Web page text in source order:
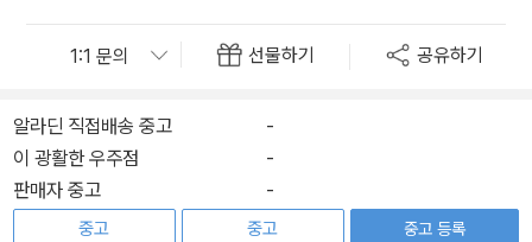
선물하기 공유하기
알라딘 직접배송 중고
-
이 광활한 우주점
-
판매자 중고
-
중고
중고
중고 등록